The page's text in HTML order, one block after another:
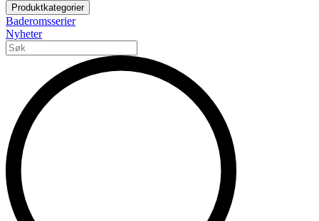
Produktkategorier
Baderomsserier
Nyheter